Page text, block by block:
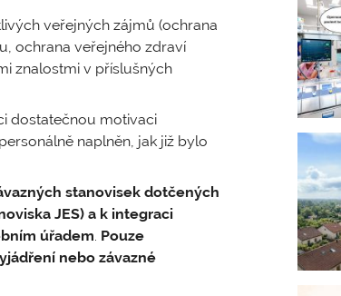
veřejných zájmů (ochrana
ochrana veřejného zdraví
znalostmi v příslušných
dostatečnou motivaci
naplněn, jak již bylo
stanovisek dotčených
JES) a k integraci
úřadem. Pouze
nebo závazné